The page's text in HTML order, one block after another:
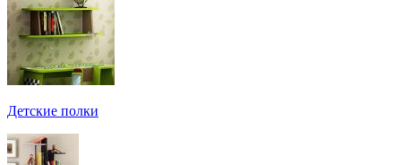
Детские полки